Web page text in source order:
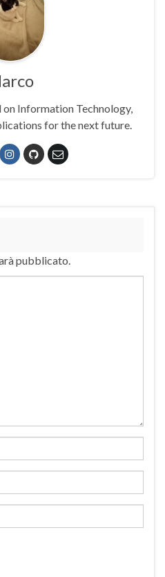
on Information Technology,
for the next future.
pubblicato.